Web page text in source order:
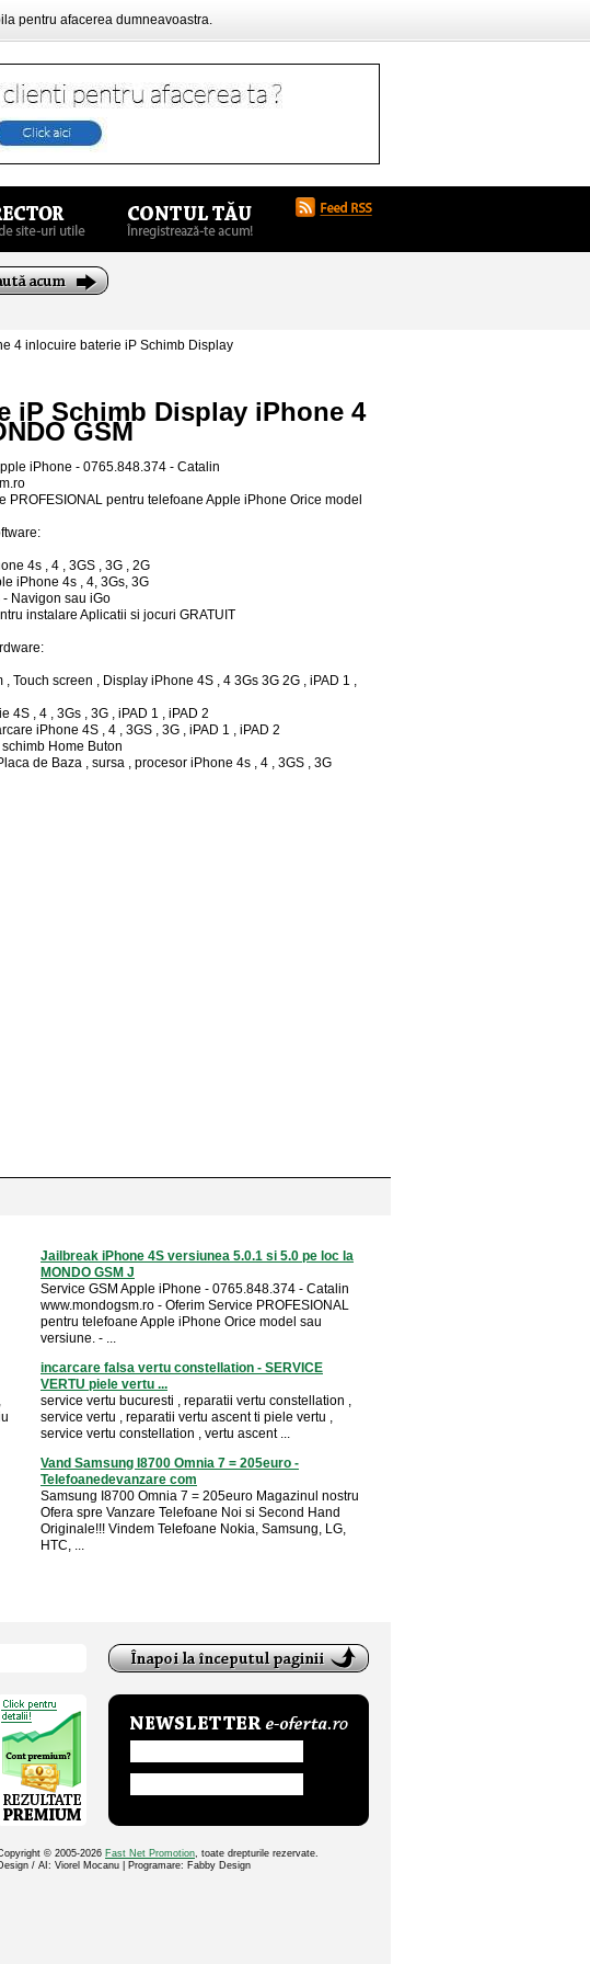
pentru afacerea dumneavoastra.
4 inlocuire baterie iP Schimb Display
iP Schimb Display iPhone 4
GSM
iPhone - 0765.848.374 - Catalin
PROFESIONAL pentru telefoane Apple iPhone Orice model
4s , 4 , 3GS , 3G , 2G
iPhone 4s , 4, 3Gs, 3G
- Navigon sau iGo
instalare Aplicatii si jocuri GRATUIT
, Touch screen , Display iPhone 4S , 4 3Gs 3G 2G , iPAD 1 ,
4S , 4 , 3Gs , 3G , iPAD 1 , iPAD 2
iPhone 4S , 4 , 3GS , 3G , iPAD 1 , iPAD 2
Home Buton
de Baza , sursa , procesor iPhone 4s , 4 , 3GS , 3G
Jailbreak iPhone 4S versiunea 5.0.1 si 5.0 pe loc la
MONDO GSM J
Service GSM Apple iPhone - 0765.848.374 - Catalin
www.mondogsm.ro - Oferim Service PROFESIONAL
pentru telefoane Apple iPhone Orice model sau
versiune. - ...
incarcare falsa vertu constellation - SERVICE
VERTU piele vertu ...
service vertu bucuresti , reparatii vertu constellation ,
service vertu , reparatii vertu ascent ti piele vertu ,
service vertu constellation , vertu ascent ...
Vand Samsung I8700 Omnia 7 = 205euro -
Telefoanedevanzare com
Samsung I8700 Omnia 7 = 205euro Magazinul nostru
Ofera spre Vanzare Telefoane Noi si Second Hand
Originale!!! Vindem Telefoane Nokia, Samsung, LG,
HTC, ...
© 2005-2026 Fast Net Promotion, toate drepturile rezervate.
/ AI: Viorel Mocanu | Programare: Fabby Design